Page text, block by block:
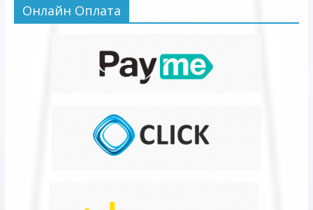
Онлайн Оплата